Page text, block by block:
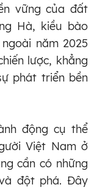
vững của đất
Hà, kiều bào
năm 2025
lược, khẳng
phát triển bền
động cụ thể
Việt Nam ở
cần có những
đột phá. Đây